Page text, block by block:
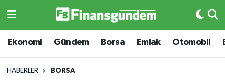
Ekonomi Gündem Borsa Emlak Otomobil
HABERLER BORSA
Ekonomi
Ekonomi